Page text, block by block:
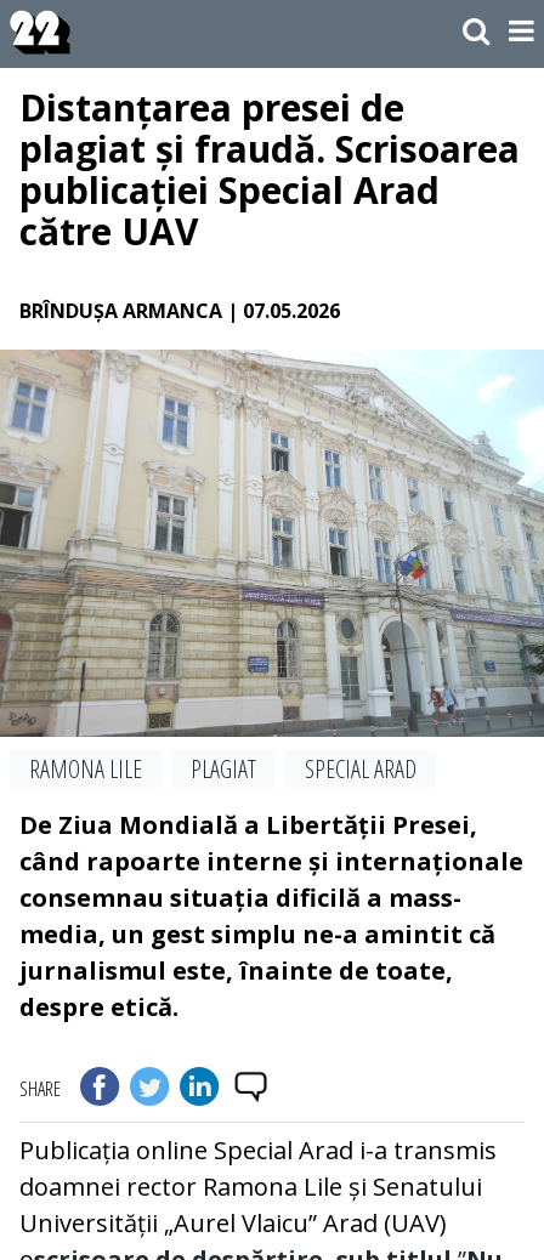
Distanțarea presei de
plagiat și fraudă. Scrisoarea
publicației Special Arad
către UAV
BRÎNDUȘA ARMANCA | 07.05.2026
RAMONA LILE PLAGIAT
SPECIAL ARAD
De Ziua Mondială a Libertății Presei,
când rapoarte interne și internaționale
consemnau situația dificilă a mass-
media, un gest simplu ne-a amintit că
jurnalismul este, înainte de toate,
despre etică.
SHARE
Publicația online Special Arad i-a transmis
doamnei rector Ramona Lile și Senatului
Universității „Aurel Vlaicu” Arad (UAV)